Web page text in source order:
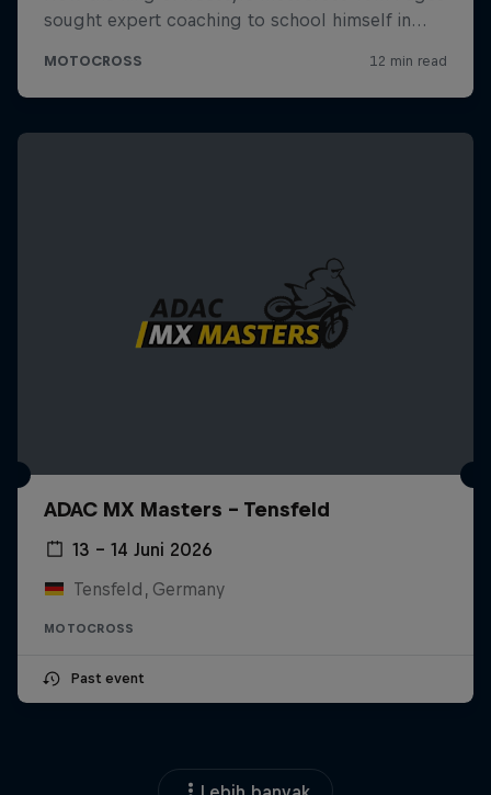
ADAC MX Masters – Tensfeld
13 – 14 Juni 2026
Tensfeld, Germany
MOTOCROSS
Past event